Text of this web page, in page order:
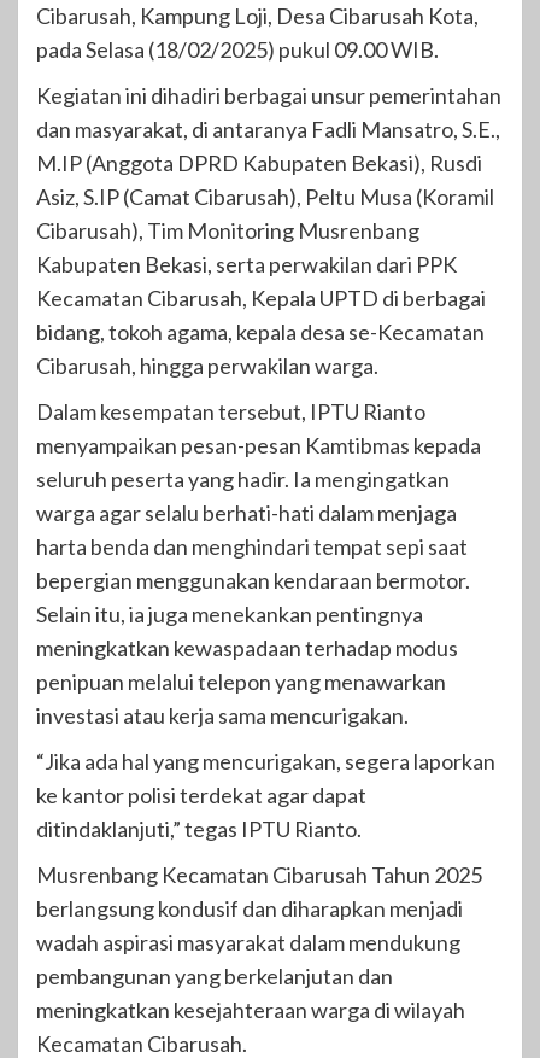
Cibarusah, Kampung Loji, Desa Cibarusah Kota,
pada Selasa (18/02/2025) pukul 09.00 WIB.
Kegiatan ini dihadiri berbagai unsur pemerintahan
dan masyarakat, di antaranya Fadli Mansatro, S.E.,
M.IP (Anggota DPRD Kabupaten Bekasi), Rusdi
Asiz, S.IP (Camat Cibarusah), Peltu Musa (Koramil
Cibarusah), Tim Monitoring Musrenbang
Kabupaten Bekasi, serta perwakilan dari PPK
Kecamatan Cibarusah, Kepala UPTD di berbagai
bidang, tokoh agama, kepala desa se-Kecamatan
Cibarusah, hingga perwakilan warga.
Dalam kesempatan tersebut, IPTU Rianto
menyampaikan pesan-pesan Kamtibmas kepada
seluruh peserta yang hadir. Ia mengingatkan
warga agar selalu berhati-hati dalam menjaga
harta benda dan menghindari tempat sepi saat
bepergian menggunakan kendaraan bermotor.
Selain itu, ia juga menekankan pentingnya
meningkatkan kewaspadaan terhadap modus
penipuan melalui telepon yang menawarkan
investasi atau kerja sama mencurigakan.
“Jika ada hal yang mencurigakan, segera laporkan
ke kantor polisi terdekat agar dapat
ditindaklanjuti,” tegas IPTU Rianto.
Musrenbang Kecamatan Cibarusah Tahun 2025
berlangsung kondusif dan diharapkan menjadi
wadah aspirasi masyarakat dalam mendukung
pembangunan yang berkelanjutan dan
meningkatkan kesejahteraan warga di wilayah
Kecamatan Cibarusah.